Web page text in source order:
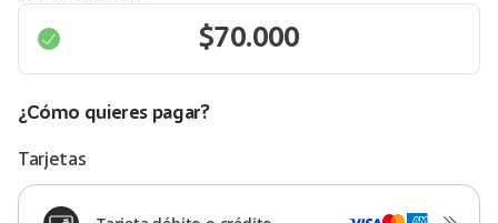
¿Cómo quieres pagar?
Tarjetas